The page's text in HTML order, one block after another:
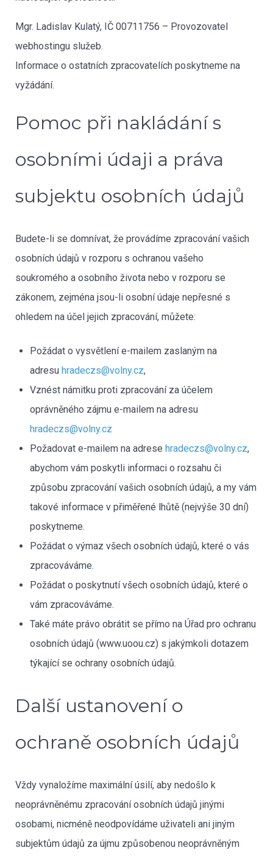
Mgr. Ladislav Kulatý, IČ 00711756 – Provozovatel
webhostingu služeb.
Informace o ostatních zpracovatelích poskytneme na
vyžádání.
Pomoc při nakládání s
osobními údaji a práva
subjektu osobních údajů
Budete-li se domnívat, že provádíme zpracování vašich
osobních údajů v rozporu s ochranou vašeho
soukromého a osobního života nebo v rozporu se
zákonem, zejména jsou-li osobní údaje nepřesné s
ohledem na účel jejich zpracování, můžete:
Požádat o vysvětlení e-mailem zaslaným na
adresu hradeczs@volny.cz,
Vznést námitku proti zpracování za účelem
oprávněného zájmu e-mailem na adresu
hradeczs@volny.cz
Požadovat e-mailem na adrese hradeczs@volny.cz,
abychom vám poskytli informaci o rozsahu či
způsobu zpracování vašich osobních údajů, a my vám
takové informace v přiměřené lhůtě (nejvýše 30 dní)
poskytneme.
Požádat o výmaz všech osobních údajů, které o vás
zpracováváme.
Požádat o poskytnutí všech osobních údajů, které o
vám zpracováváme.
Také máte právo obrátit se přímo na Úřad pro ochranu
osobních údajů (www.uoou.cz) s jakýmkoli dotazem
týkající se ochrany osobních údajů.
Další ustanovení o
ochraně osobních údajů
Vždy vynaložíme maximální úsilí, aby nedošlo k
neoprávněnému zpracování osobních údajů jinými
osobami, nicméně neodpovídáme uživateli ani jiným
subjektům údajů za újmu způsobenou neoprávněným